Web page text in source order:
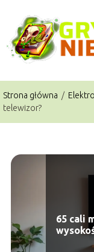
Strona główna /
telewizor?
65 cali